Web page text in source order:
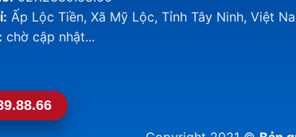
Ấp Lộc Tiền, Xã Mỹ Lộc, Tỉnh Tây Ninh, Việt
chờ cập nhật...